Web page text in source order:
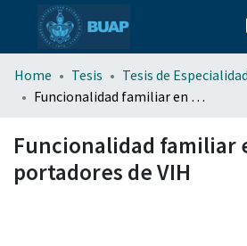
menu.section.about_menu
Home Tesis
Tesis de Especialidad
Funcionalidad familiar en pacientes portadores de VIH
Funcionalidad familiar
portadores de VIH